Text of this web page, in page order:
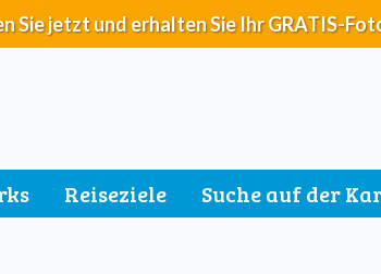
Sie jetzt und erhalten Sie Ihr GRATIS-
Reiseziele Suche auf der